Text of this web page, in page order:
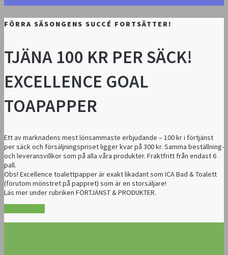
FÖRRA SÄSONGENS SUCCÉ FORTSÄTTER!
TJÄNA 100 KR PER SÄCK!
EXCELLENCE GOAL
TOAPAPPER
Ett av marknadens mest lönsammaste erbjudande – 100 kr i förtjänst
per säck och försäljningspriset ligger kvar på 300 kr. Samma beställning-
och leveransvillkor som på alla våra produkter. Fraktfritt från endast 6
pall.
Obs! Excellence toalettpapper är exakt likadant som ICA Bad & Toalett
(förutom mönstret på pappret) som är en storsäljare!
Läs mer under rubriken FÖRTJÄNST & PRODUKTER.